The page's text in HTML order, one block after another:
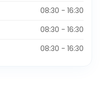
08:30 - 16:30
08:30 - 16:30
08:30 - 16:30